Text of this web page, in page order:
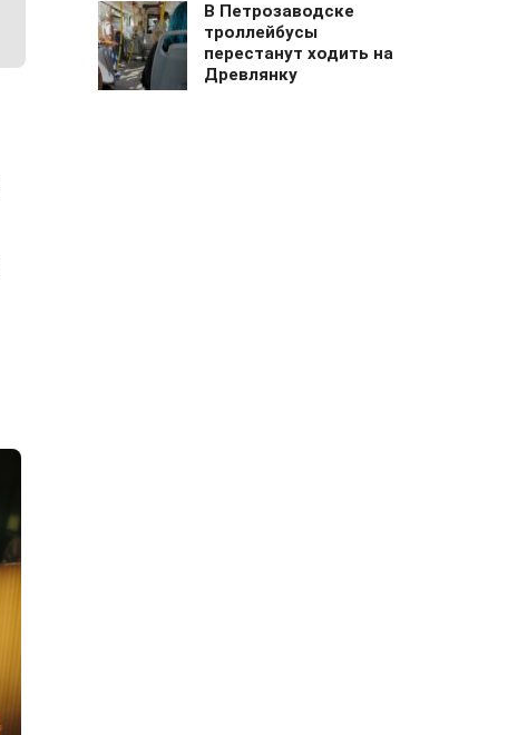
В Петрозаводске
троллейбусы
перестанут ходить на
Древлянку